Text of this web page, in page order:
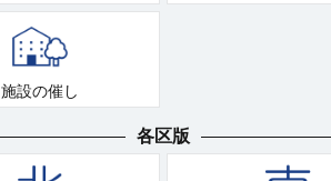
施設の催し
各区版